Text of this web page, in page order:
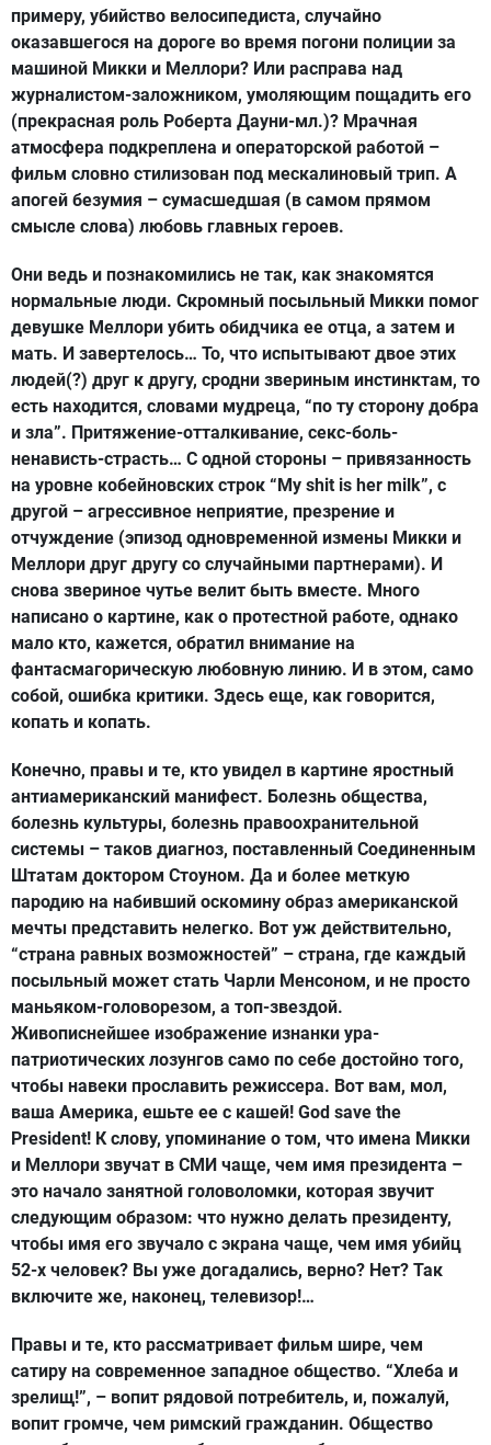
примеру, убийство велосипедиста, случайно
оказавшегося на дороге во время погони полиции за
машиной Микки и Меллори? Или расправа над
журналистом-заложником, умоляющим пощадить его
(прекрасная роль Роберта Дауни-мл.)? Мрачная
атмосфера подкреплена и операторской работой –
фильм словно стилизован под мескалиновый трип. А
апогей безумия – сумасшедшая (в самом прямом
смысле слова) любовь главных героев.
Они ведь и познакомились не так, как знакомятся
нормальные люди. Скромный посыльный Микки помог
девушке Меллори убить обидчика ее отца, а затем и
мать. И завертелось… То, что испытывают двое этих
людей(?) друг к другу, сродни звериным инстинктам, то
есть находится, словами мудреца, “по ту сторону добра
и зла”. Притяжение-отталкивание, секс-боль-
ненависть-страсть… С одной стороны – привязанность
на уровне кобейновских строк “My shit is her milk”, с
другой – агрессивное неприятие, презрение и
отчуждение (эпизод одновременной измены Микки и
Меллори друг другу со случайными партнерами). И
снова звериное чутье велит быть вместе. Много
написано о картине, как о протестной работе, однако
мало кто, кажется, обратил внимание на
фантасмагорическую любовную линию. И в этом, само
собой, ошибка критики. Здесь еще, как говорится,
копать и копать.
Конечно, правы и те, кто увидел в картине яростный
антиамериканский манифест. Болезнь общества,
болезнь культуры, болезнь правоохранительной
системы – таков диагноз, поставленный Соединенным
Штатам доктором Стоуном. Да и более меткую
пародию на набивший оскомину образ американской
мечты представить нелегко. Вот уж действительно,
“страна равных возможностей” – страна, где каждый
посыльный может стать Чарли Менсоном, и не просто
маньяком-головорезом, а топ-звездой.
Живописнейшее изображение изнанки ура-
патриотических лозунгов само по себе достойно того,
чтобы навеки прославить режиссера. Вот вам, мол,
ваша Америка, ешьте ее с кашей! God save the
President! К слову, упоминание о том, что имена Микки
и Меллори звучат в СМИ чаще, чем имя президента –
это начало занятной головоломки, которая звучит
следующим образом: что нужно делать президенту,
чтобы имя его звучало с экрана чаще, чем имя убийц
52-х человек? Вы уже догадались, верно? Нет? Так
включите же, наконец, телевизор!…
Правы и те, кто рассматривает фильм шире, чем
сатиру на современное западное общество. “Хлеба и
зрелищ!”, – вопит рядовой потребитель, и, пожалуй,
вопит громче, чем римский гражданин. Общество